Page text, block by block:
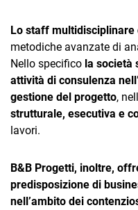
Trust Services
TeamSystem Corporate
TeamSystem Store
Lo staff multidisciplinare
metodiche avanzate di
Nello specifico la società
attività di consulenza
gestione del progetto,
strutturale, esecutiva e
lavori.
B&B Progetti, inoltre,
predisposizione di
nell’ambito dei